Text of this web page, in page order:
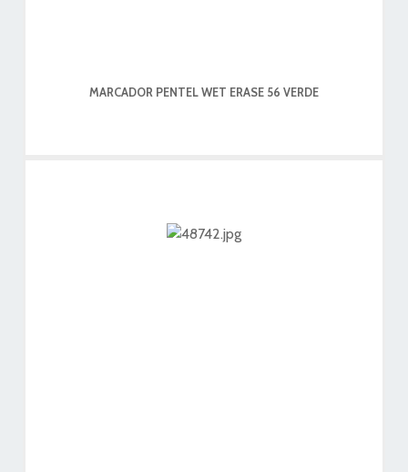
MARCADOR PENTEL WET ERASE 56 VERDE